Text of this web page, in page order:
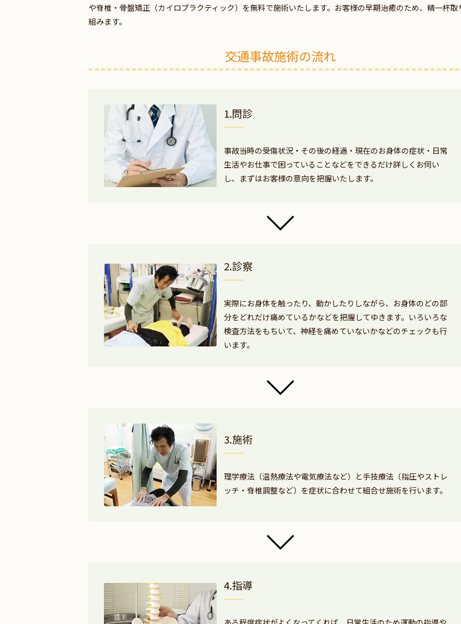
や脊椎・骨盤矯正（カイロプラクティック）を無料で施術いたします。お客様の早期治癒のため、精一杯取
組みます。
交通事故施術の流れ
1.問診
事故当時の受傷状況・その後の経過・現在のお身体の症状・日常
生活やお仕事で困っていることなどをできるだけ詳しくお伺い
し、まずはお客様の意向を把握いたします。
2.診察
実際にお身体を触ったり、動かしたりしながら、お身体のどの部
分をどれだけ痛めているかなどを把握してゆきます。いろいろな
検査方法をもちいて、神経を痛めていないかなどのチェックも行
います。
3.施術
理学療法（温熱療法や電気療法など）と手技療法（指圧やストレ
ッチ・脊椎調整など）を症状に合わせて組合せ施術を行います。
4.指導